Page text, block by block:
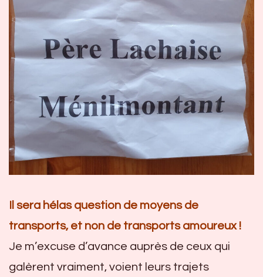
Il sera hélas question de moyens de
transports, et non de transports amoureux !
Je m’excuse d’avance auprès de ceux qui
galèrent vraiment, voient leurs trajets